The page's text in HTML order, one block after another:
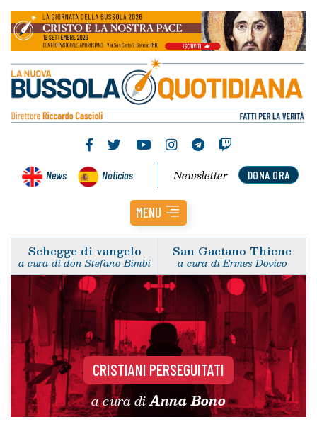
News Noticias DONA ORA
Newsletter
MENU
Schegge di vangelo
a cura di don Stefano Bimbi
San Gaetano Thiene
a cura di Ermes Dovico
CRISTIANI PERSEGUITATI
a cura diAnna Bono